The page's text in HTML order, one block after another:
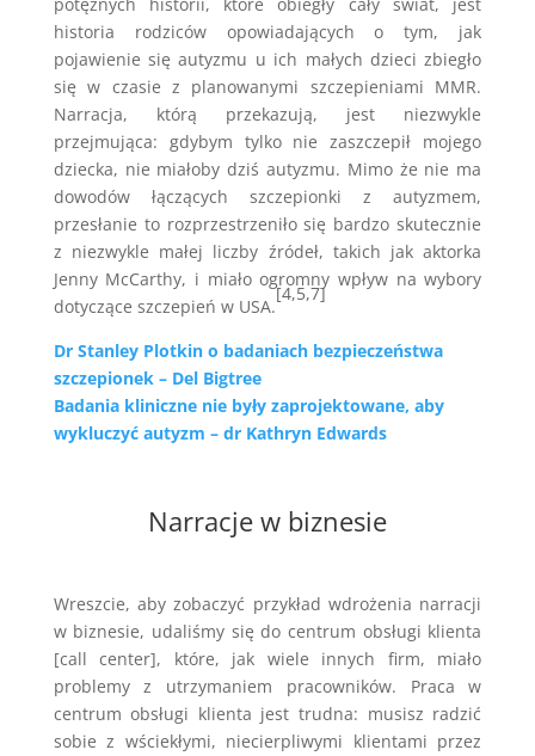
potężnych historii, które obiegły cały świat, jest
historia rodziców opowiadających o tym, jak
pojawienie się autyzmu u ich małych dzieci zbiegło
się w czasie z planowanymi szczepieniami MMR.
Narracja, którą przekazują, jest niezwykle
przejmująca: gdybym tylko nie zaszczepił mojego
dziecka, nie miałoby dziś autyzmu. Mimo że nie ma
dowodów łączących szczepionki z autyzmem,
przesłanie to rozprzestrzeniło się bardzo skutecznie
z niezwykle małej liczby źródeł, takich jak aktorka
Jenny McCarthy, i miało ogromny wpływ na wybory
dotyczące szczepień w USA.
[4,5,7]
Dr Stanley Plotkin o badaniach bezpieczeństwa
szczepionek – Del Bigtree
Badania kliniczne nie były zaprojektowane, aby
wykluczyć autyzm – dr Kathryn Edwards
Narracje w biznesie
Wreszcie, aby zobaczyć przykład wdrożenia narracji
w biznesie, udaliśmy się do centrum obsługi klienta
[call center], które, jak wiele innych firm, miało
problemy z utrzymaniem pracowników. Praca w
centrum obsługi klienta jest trudna: musisz radzić
sobie z wściekłymi, niecierpliwymi klientami przez